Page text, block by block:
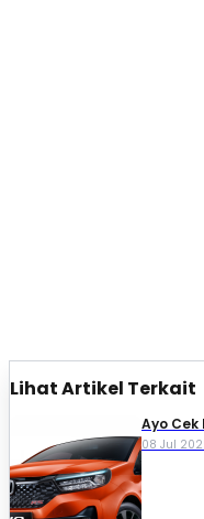
Lihat Artikel Terkait
Ayo Cek
08 Jul